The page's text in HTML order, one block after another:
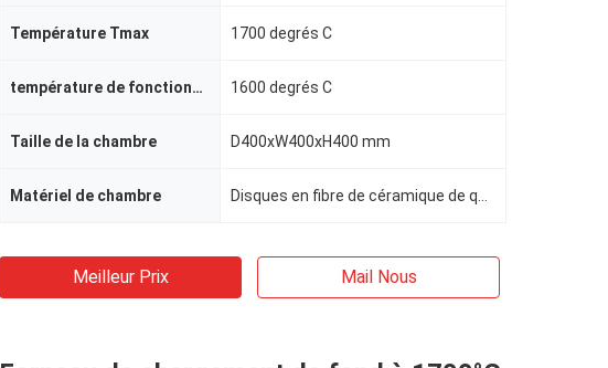
Température Tmax 1700 degrés C
température de fonctionnement 1600 degrés C
Taille de la chambre D400xW400xH400 mm
Matériel de chambre
Meilleur Prix Mail Nous